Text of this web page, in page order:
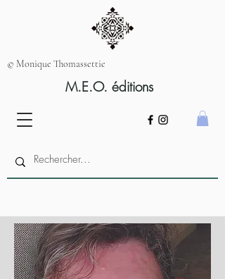
M.E.O. éditions
© Monique Thomassettie